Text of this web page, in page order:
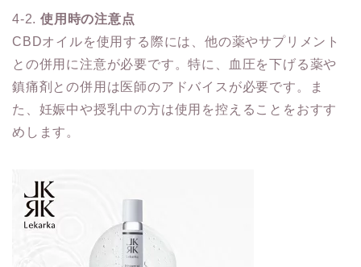
4-2. 使用時の注意点
CBDオイルを使用する際には、他の薬やサプリメント
との併用に注意が必要です。特に、血圧を下げる薬や
鎮痛剤との併用は医師のアドバイスが必要です。ま
た、妊娠中や授乳中の方は使用を控えることをおすす
めします。